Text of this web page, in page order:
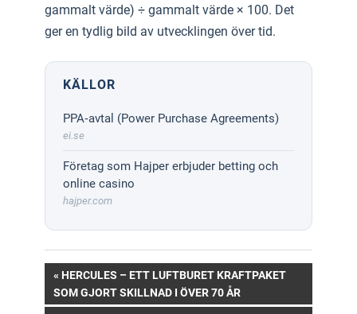
gammalt värde) ÷ gammalt värde × 100. Det
ger en tydlig bild av utvecklingen över tid.
KÄLLOR
PPA‑avtal (Power Purchase Agreements)
ei.se
Företag som Hajper erbjuder betting och
online casino
hajper.com
Inläggsnavigering
PREVIOUS
POST:
HERCULES – ETT LUFTBURET KRAFTPAKET
SOM GJORT SKILLNAD I ÖVER 70 ÅR